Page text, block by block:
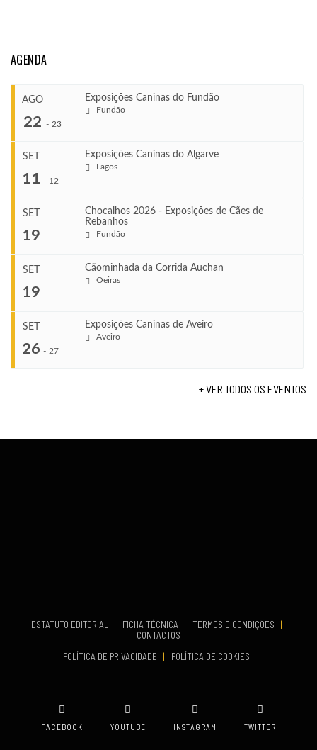
AGENDA
AGO
22 - 23
Exposições Caninas do Fundão
Fundão
Ago 22, 2026
Ago 23, 2026
VENUE
SET
11 - 12
Exposições Caninas do Algarve
Lagos
Set 11, 2026
Set 12, 2026
VENUE
SET
19
Chocalhos 2026 - Exposições de Cães de
Rebanhos
Fundão
Set 19, 2026
SET
19
Cãominhada da Corrida Auchan
Oeiras
SET
26 - 27
Exposições Caninas de Aveiro
Aveiro
+ VER TODOS OS EVENTOS
ESTATUTO EDITORIAL | FICHA TÉCNICA | TERMOS E CONDIÇÕES
|
CONTACTOS
POLÍTICA DE PRIVACIDADE
| POLÍTICA DE COOKIES
FACEBOOK YOUTUBE INSTAGRAM TWITTER